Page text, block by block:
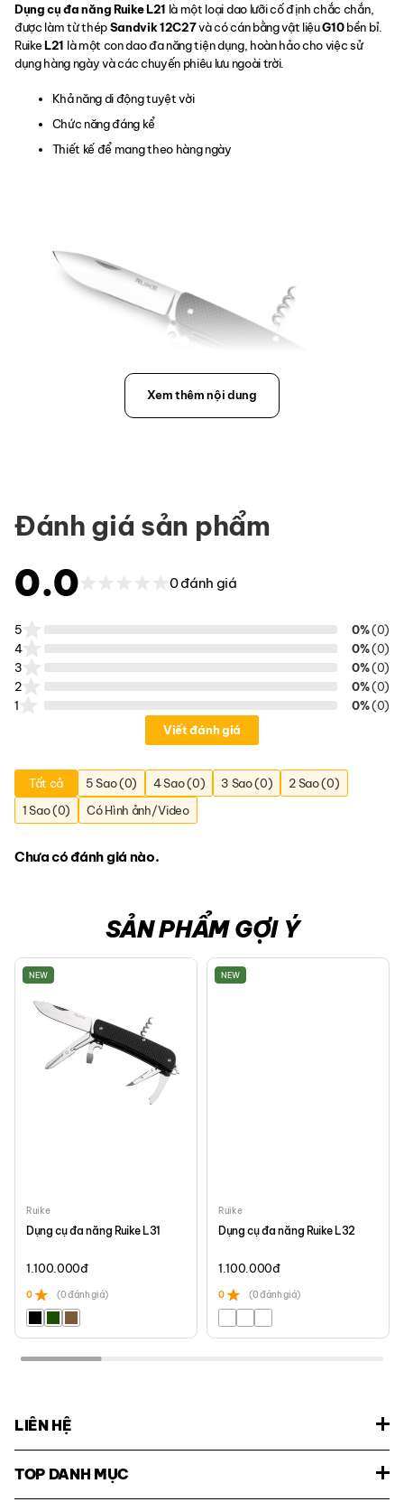
Dụng cụ đa năng Ruike L21 là một loại dao lưỡi cố định chắc chắn,
được làm từ thépSandvik 12C27và có cán bằng vật liệuG10bền bỉ.
RuikeL21 là một con dao đa năng tiện dụng, hoàn hảo cho việc sử
dụng hàng ngày và các chuyến phiêu lưu ngoài trời.
Khả năng di động tuyệt vời
Chức năng đáng kể
Thiết kế để mang theo hàng ngày
Xem thêm nội dung
Đánh giá sản phẩm
0.0 0 đánh giá
5 0%(0)
4
0%(0)
3
0%(0)
2
0%(0)
1
0%(0)
Viết đánh giá
Tất cả 5 Sao (0) 4 Sao (0) 3 Sao (0)
2 Sao (0)
1 Sao (0)
Có Hình ảnh/Video
Chưa có đánh giá nào.
SẢN PHẨM GỢI Ý
NEW
Ruike
Dụng cụ đa năng Ruike L31
1.100.000đ
0 (0 đánh giá)
NEW
Ruike
Dụng cụ đa năng Ruike L32
1.100.000đ
0 (0 đánh giá)
LIÊN HỆ
TOP DANH MỤC